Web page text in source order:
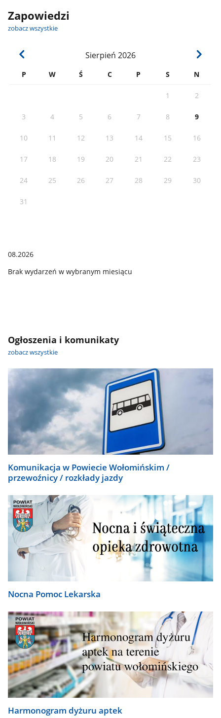
Zapowiedzi
zobacz wszystkie
Sierpień 2026
P W Ś C P S N
1 2
3 4 5 6 7 8 9
10 11 12 13 14 15 16
17 18 19 20 21 22 23
24 25 26 27 28 29 30
31
08.2026
Brak wydarzeń w wybranym miesiącu
Ogłoszenia i komunikaty
zobacz wszystkie
Komunikacja w Powiecie Wołomińskim /
przewoźnicy / rozkłady jazdy
Nocna Pomoc Lekarska
Harmonogram dyżuru aptek